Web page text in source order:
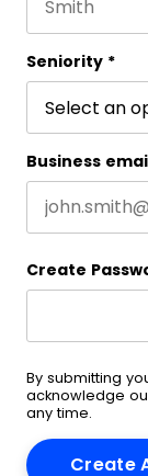
Seniority *
Business
Create
By submitting
acknowledge
any time.